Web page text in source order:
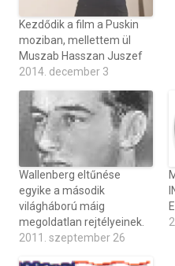
Kezdődik a film a Puskin
moziban, mellettem ül
Muszab Hasszan Juszef
2014. december 3
Wallenberg eltűnése
egyike a második
világháború máig
megoldatlan rejtélyeinek.
2011. szeptember 26